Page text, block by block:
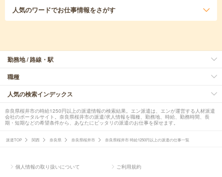
人気のワードでお仕事情報をさがす
勤務地 / 路線・駅
職種
人気の検索インデックス
奈良県桜井市の時給1250円以上の派遣情報の検索結果。エン派遣は、エンが運営する人材派遣
会社のポータルサイト。奈良県桜井市の派遣/求人情報を職種、勤務地、時給、勤務時間、長
期・短期などの希望条件から、あなたにピッタリの派遣のお仕事を探せます。
派遣TOP 関西 奈良県 奈良県桜井市 奈良県桜井市 時給1250円以上の派遣の仕事一覧
個人情報の取り扱いについて ご利用規約